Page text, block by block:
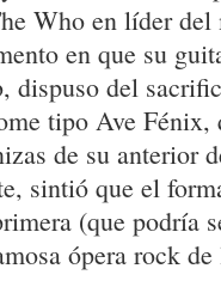
Who en líder
en que su
dispuso del
tipo Ave Fénix,
de su anterior
sintió que el
(que podría
ópera rock